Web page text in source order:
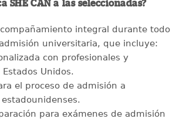
SHE CAN a las seleccionadas?
integral durante todo
universitaria, que incluye:
con profesionales y
Unidos.
el proceso de admisión a
para exámenes de admisión